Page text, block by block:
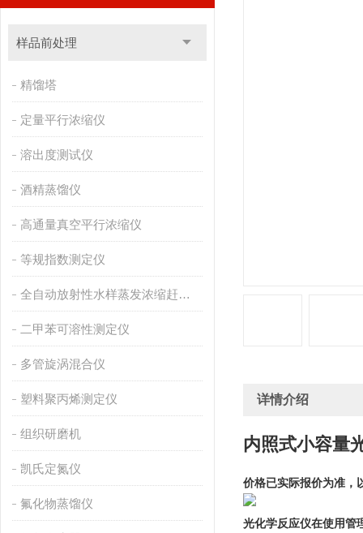
样品前处理
精馏塔
定量平行浓缩仪
溶出度测试仪
酒精蒸馏仪
高通量真空平行浓缩仪
等规指数测定仪
全自动放射性水样蒸发浓缩赶酸仪
二甲苯可溶性测定仪
多管旋涡混合仪
塑料聚丙烯测定仪
组织研磨机
凯氏定氮仪
氟化物蒸馏仪
详情介绍
内照式小容量
价格已实际报价为准，
光化学反应仪在使用管